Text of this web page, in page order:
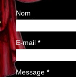
Nom
E-mail *
Message *